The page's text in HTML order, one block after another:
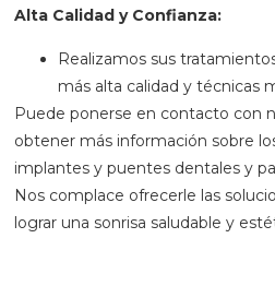
Alta Calidad y Confianza:
Realizamos sus
más alta calidad y técnicas
Puede ponerse en contacto con
obtener más información sobre
implantes y puentes dentales y
Nos complace ofrecerle las
lograr una sonrisa saludable y